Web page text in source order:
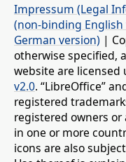
Impressum (Legal
(non-binding
German version) |
otherwise specified,
website are licensed
v2.0. “LibreOffice”
registered
registered owners
in one or more
icons are also